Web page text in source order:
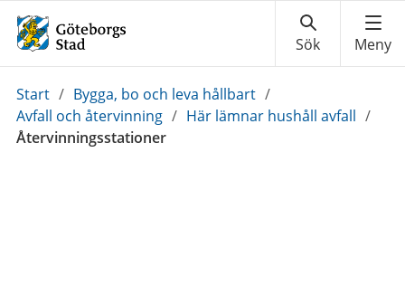
Du
är
här:
Start / Bygga, bo och leva hållbart /
Avfall och återvinning / Här lämnar hushåll avfall /
Återvinningsstationer